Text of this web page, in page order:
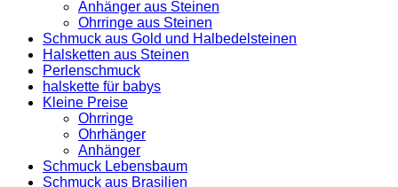
Anhänger aus Steinen
Ohrringe aus Steinen
Schmuck aus Gold und Halbedelsteinen
Halsketten aus Steinen
Perlenschmuck
halskette für babys
Kleine Preise
Ohrringe
Ohrhänger
Anhänger
Schmuck Lebensbaum
Schmuck aus Brasilien